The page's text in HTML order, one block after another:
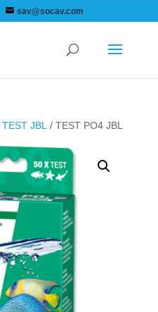
sav@socav.com
TEST JBL / TEST PO4 JBL